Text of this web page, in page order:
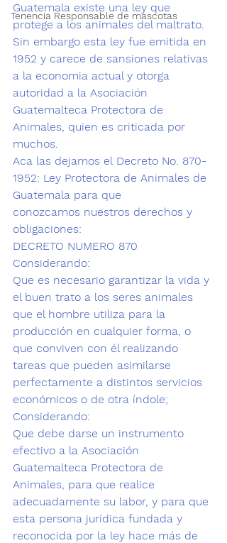
Tenencia Responsable de mascotas
Guatemala existe una ley que
protege a los animales del maltrato.
Sin embargo esta ley fue emitida en
1952 y carece de sansiones relativas
a la economia actual y otorga
autoridad a la Asociación
Guatemalteca Protectora de
Animales, quien es criticada por
muchos.
Aca las dejamos el Decreto No. 870-
1952: Ley Protectora de Animales de
Guatemala para que
conozcamos nuestros derechos y
obligaciones:
DECRETO NUMERO 870
Considerando:
Que es necesario garantizar la vida y
el buen trato a los seres animales
que el hombre utiliza para la
producción en cualquier forma, o
que conviven con él realizando
tareas que pueden asimilarse
perfectamente a distintos servicios
económicos o de otra índole;
Considerando:
Que debe darse un instrumento
efectivo a la Asociación
Guatemalteca Protectora de
Animales, para que realice
adecuadamente su labor, y para que
esta persona jurídica fundada y
reconocida por la ley hace más de